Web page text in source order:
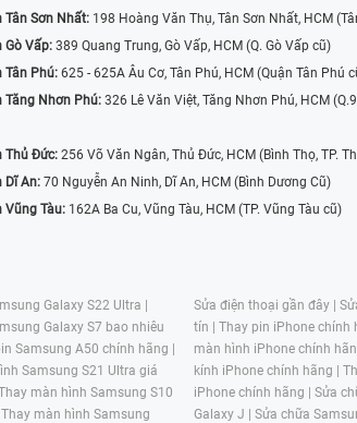
Tân Sơn Nhất: 198 Hoàng Văn Thụ, Tân Sơn Nhất, HCM
Gò Vấp: 389 Quang Trung, Gò Vấp, HCM (Q. Gò Vấp cũ)
Tân Phú: 625 - 625A Âu Cơ, Tân Phú, HCM (Quận Tân Phú
Tăng Nhơn Phú: 326 Lê Văn Việt, Tăng Nhơn Phú, HCM
Thủ Đức: 256 Võ Văn Ngân, Thủ Đức, HCM (Bình Thọ, TP.
Dĩ An: 70 Nguyễn An Ninh, Dĩ An, HCM (Bình Dương Cũ)
Vũng Tàu: 162A Ba Cu, Vũng Tàu, HCM (TP. Vũng Tàu cũ)
Galaxy S22 Ultra |
Galaxy S7 bao nhiêu
Samsung A50 chính hãng |
Samsung S21 Ultra giá
màn hình Samsung S10
Thay màn hình Samsung
Sửa điện thoại gần đây |
tín | Thay pin iPhone chính
màn hình iPhone chính
kính iPhone chính hãng |
iPhone chính hãng | Sửa
Galaxy J | Sửa chữa